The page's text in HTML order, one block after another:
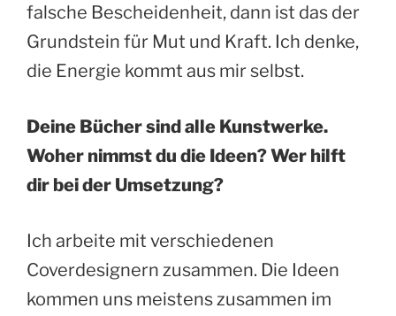
falsche Bescheidenheit, dann ist das der
Grundstein für Mut und Kraft. Ich denke,
die Energie kommt aus mir selbst.
Deine Bücher sind alle Kunstwerke.
Woher nimmst du die Ideen? Wer hilft
dir bei der Umsetzung?
Ich arbeite mit verschiedenen
Coverdesignern zusammen. Die Ideen
kommen uns meistens zusammen im